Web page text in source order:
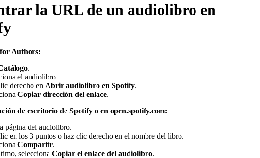
la URL de un audiolibro en
Authors:
.
el audiolibro.
derecho en Abrir audiolibro en Spotify.
Copiar dirección del enlace.
de escritorio de Spotify o en open.spotify.com:
página del audiolibro.
en los 3 puntos o haz clic derecho en el nombre del libro.
Compartir.
selecciona Copiar el enlace del audiolibro.